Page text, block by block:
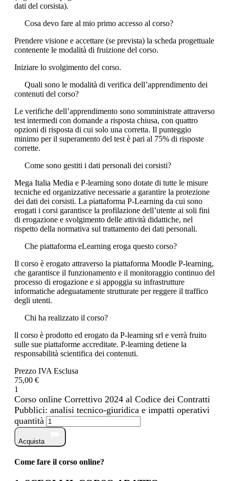
dati del corsista).
Cosa devo fare al mio primo accesso al corso?
Prendere visione e accettare (se prevista) la scheda progettuale
contenente le modalità di fruizione del corso.
Iniziare lo svolgimento del corso.
Quali sono le modalità di verifica dell’apprendimento dei
contenuti del corso?
Le verifiche dell’apprendimento sono somministrate attraverso
test intermedi con domande a risposta chiusa, con quattro
opzioni di risposta di cui solo una corretta. Il punteggio
minimo per il superamento del test è pari al 75% di risposte
corrette.
Come sono gestiti i dati personali dei corsisti?
Mega Italia Media e P-learning sono dotate di tutte le misure
tecniche ed organizzative necessarie a garantire la protezione
dei dati dei corsisti. La piattaforma P-Learning da cui sono
erogati i corsi garantisce la profilazione dell’utente ai soli fini
di erogazione e svolgimento delle attività didattiche, nel
rispetto della normativa sul trattamento dei dati personali.
Che piattaforma eLearning eroga questo corso?
Il corso è erogato attraverso la piattaforma Moodle P-learning,
che garantisce il funzionamento e il monitoraggio continuo del
processo di erogazione e si appoggia su infrastrutture
informatiche adeguatamente strutturate per reggere il traffico
degli utenti.
Chi ha realizzato il corso?
ll corso è prodotto ed erogato da P-learning srl e verrà fruito
sulle sue piattaforme accreditate. P-learning detiene la
responsabilità scientifica dei contenuti.
Prezzo IVA Esclusa
75,00 €
1
Corso online Correttivo 2024 al Codice dei Contratti
Pubblici: analisi tecnico-giuridica e impatti operativi
quantità
Acquista
Come fare il corso online?